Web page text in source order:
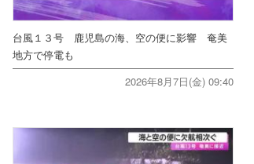
台風１３号 鹿児島の海、空の便に影響 奄美
地方で停電も
2026年8月7日(金) 09:40